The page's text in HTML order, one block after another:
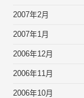
2007年2月
2007年1月
2006年12月
2006年11月
2006年10月